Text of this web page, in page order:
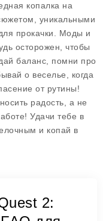
копалка на
уникальными
прокачки. Моды и
осторожен, чтобы
баланс, помни про
о веселье, когда
от рутины!
радость, а не
Удачи тебе в
и копай в
2: